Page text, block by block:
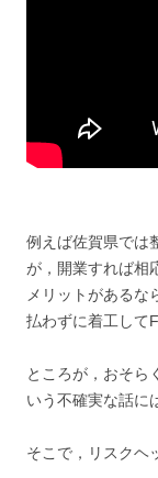
例えば佐賀県では
が，開業すれば相
メリットがあるな
払わずに着工して
ところが，おそら
いう不確実な話に
そこで，リスクヘ